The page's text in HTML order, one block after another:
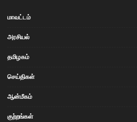
மாவட்டம்
அரசியல்
தமிழகம்
செய்திகள்
ஆன்மீகம்
குற்றங்கள்